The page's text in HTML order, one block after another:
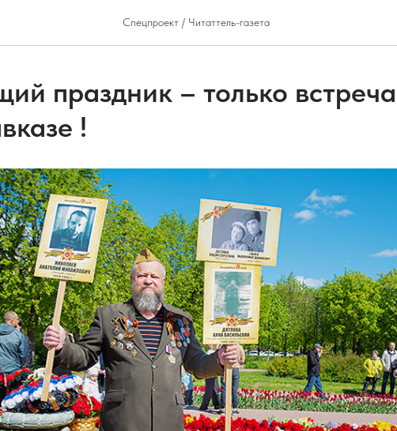
Спецпроект / Читаттель-газета
праздник – только
!